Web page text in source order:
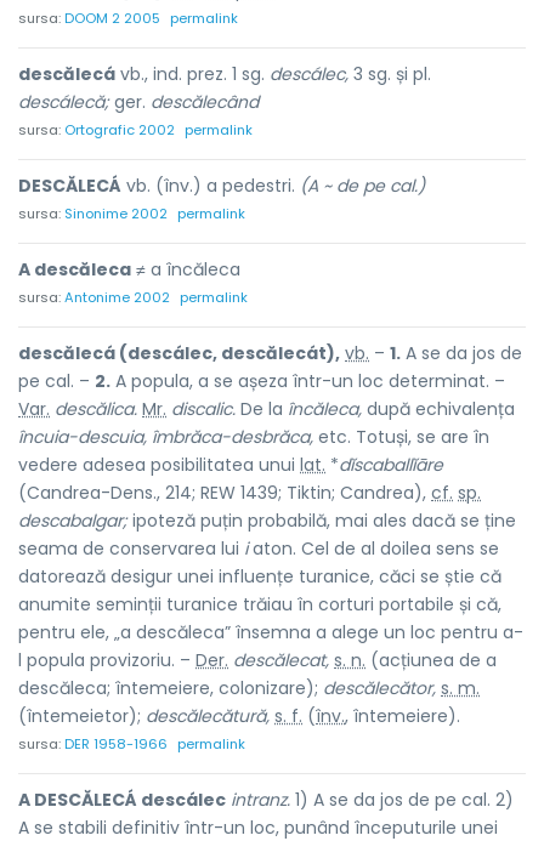
sursa:DOOM 2 2005 permalink
descălecá vb., ind. prez. 1 sg. descálec, 3 sg. și pl.
descálecă;ger. descălecând
sursa: Ortografic 2002 permalink
DESCĂLECÁ vb. (înv.) a pedestri. (A ~ de pe cal.)
sursa: Sinonime 2002 permalink
A descăleca ≠ a încăleca
sursa:Antonime 2002 permalink
descălecá (descálec, descălecát), vb. – 1. A se da jos de
pe cal. – 2. A popula, a se așeza într-un loc determinat. –
Var. descălica. Mr. discalic. De la încăleca, după echivalența
încuia-descuia, îmbrăca-desbrăca, etc. Totuși, se are în
vedere adesea posibilitatea unui lat. *dĭscaballĭāre
(Candrea-Dens., 214; REW 1439; Tiktin; Candrea), cf. sp.
descabalgar;ipoteză puțin probabilă, mai ales dacă se ține
seama de conservarea lui iaton. Cel de al doilea sens se
datorează desigur unei influențe turanice, căci se știe că
anumite seminții turanice trăiau în corturi portabile și că,
pentru ele, „a descăleca” însemna a alege un loc pentru a-
l popula provizoriu. – Der. descălecat, s. n. (acțiunea de a
descăleca; întemeiere, colonizare); descălecător, s. m.
(întemeietor); descălecătură, s. f. (înv., întemeiere).
sursa:DER 1958-1966 permalink
A DESCĂLECÁ descálec intranz. 1) A se da jos de pe cal. 2)
A se stabili definitiv într-un loc, punând începuturile unei